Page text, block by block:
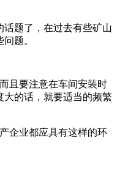
题了，在过去有些矿山
题。
且要注意在车间安装时
的话，就要适当的频繁
企业都应具有这样的环